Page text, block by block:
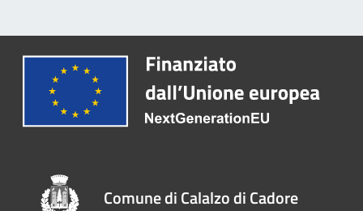
Comune di Calalzo di Cadore